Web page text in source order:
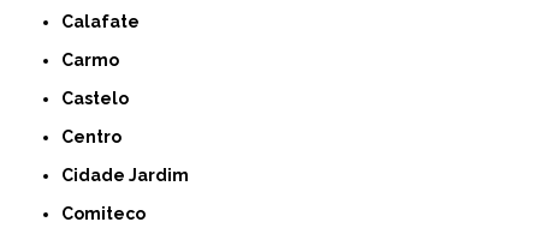
Calafate
Carmo
Castelo
Centro
Cidade Jardim
Comiteco